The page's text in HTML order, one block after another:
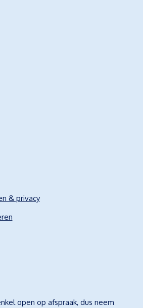
& privacy
open op afspraak, dus neem